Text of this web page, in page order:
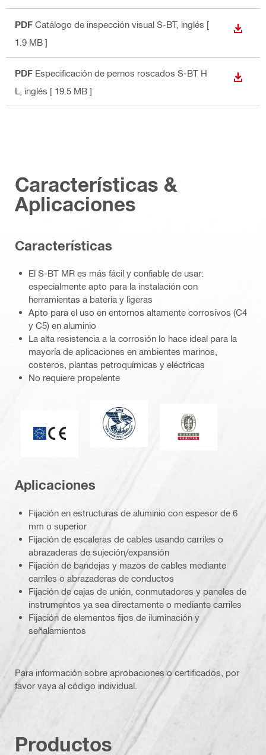
PDF Catálogo de inspección visual S-BT, inglés [
1.9 MB ]
PDF Especificación de pernos roscados S-BT H
L , inglés [ 19.5 MB ]
Características &
Aplicaciones
Características
El S-BT MR es más fácil y confiable de usar:
especialmente apto para la instalación con
herramientas a batería y ligeras
Apto para el uso en entornos altamente corrosivos (C4
y C5) en aluminio
La alta resistencia a la corrosión lo hace ideal para la
mayoría de aplicaciones en ambientes marinos,
costeros, plantas petroquímicas y eléctricas
No requiere propelente
American Bureau of Shipping
Bureau Veritas
Aplicaciones
Fijación en estructuras de aluminio con espesor de 6
mm o superior
Fijación de escaleras de cables usando carriles o
abrazaderas de sujeción/expansión
Fijación de bandejas y mazos de cables mediante
carriles o abrazaderas de conductos
Fijación de cajas de unión, conmutadores y paneles de
instrumentos ya sea directamente o mediante carriles
Fijación de elementos fijos de iluminación y
señalamientos
Para información sobre aprobaciones o certificados, por
favor vaya al código individual.
Productos